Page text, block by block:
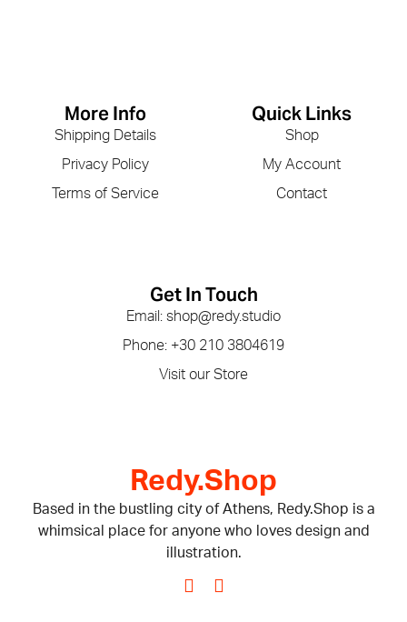
Redy.Shop
Based in the bustling city of Athens, Redy.Shop is a
whimsical place for anyone who loves design and
illustration.
Quick Links
Shop
My Account
Contact
More Info
Shipping Details
Privacy Policy
Terms of Service
Get In Touch
Email: shop@redy.studio
Phone: +30 210 3804619
Visit our Store